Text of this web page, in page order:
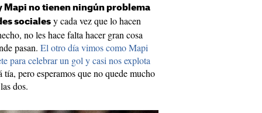
Mapi no tienen ningún problema
sociales y cada vez que lo hacen
no les hace falta hacer gran cosa
pasan. El otro día vimos como Mapi
para celebrar un gol y casi nos explota
pero esperamos que no quede mucho
dos.